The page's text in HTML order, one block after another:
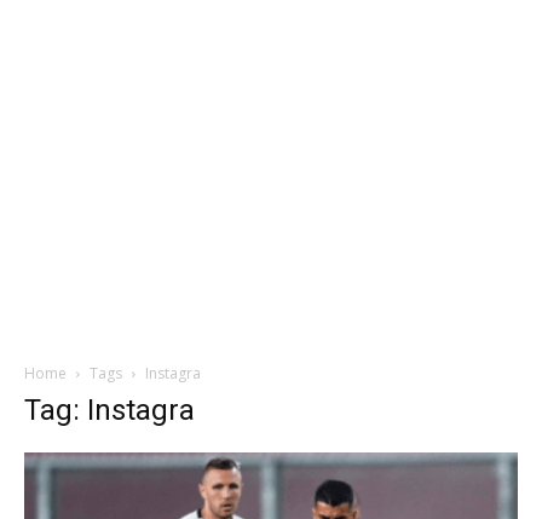
Home Tags Instagra
Tag: Instagra